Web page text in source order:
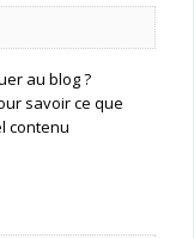
au blog ?
savoir ce que
contenu